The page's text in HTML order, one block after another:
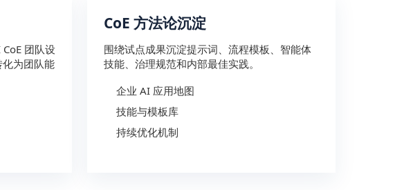
团队设
为团队能
CoE 方法论沉淀
围绕试点成果沉淀提示词、流程模板、智能体
技能、治理规范和内部最佳实践。
企业 AI 应用地图
技能与模板库
持续优化机制